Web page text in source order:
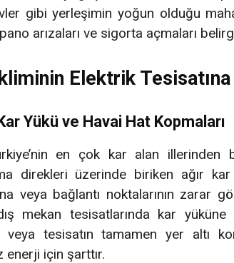
gibi yerleşimin yoğun olduğu
arızaları ve sigorta açmaları
Elektrik
Yükü ve Havai Hat Kopmaları
en çok kar alan illerinden
direkleri üzerinde biriken ağır
veya bağlantı noktalarının zarar
mekan tesisatlarında kar yüküne
veya tesisatın tamamen yer altı
enerji için şarttır.